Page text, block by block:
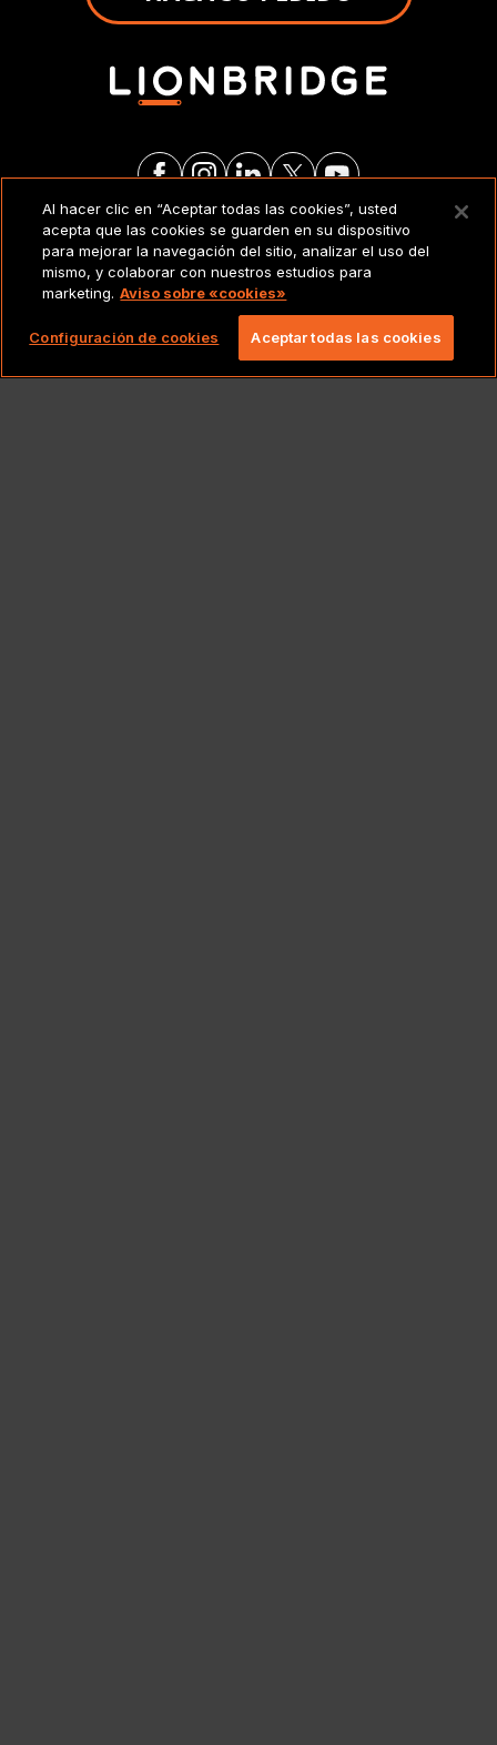
AVISO LEGAL
Copyright 2026 Lionbridge Technologies, LLC.
Todos los derechos reservados.
Al hacer clic en “Aceptar todas las cookies”, usted
acepta que las cookies se guarden en su dispositivo
para mejorar la navegación del sitio, analizar el uso del
mismo, y colaborar con nuestros estudios para
marketing. Aviso sobre «cookies»
Configuración de cookies Aceptar todas las cookies